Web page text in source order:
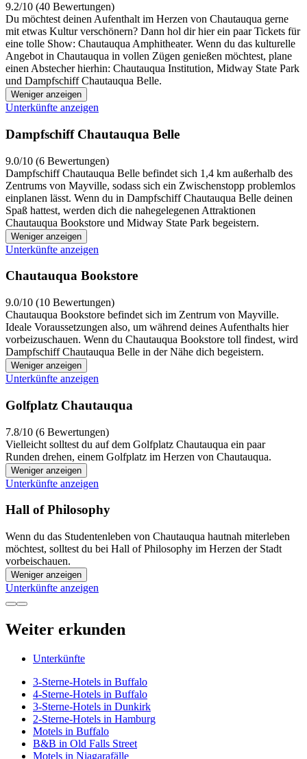
9.2/10 (40 Bewertungen)
Du möchtest deinen Aufenthalt im Herzen von Chautauqua gerne
mit etwas Kultur verschönern? Dann hol dir hier ein paar Tickets für
eine tolle Show: Chautauqua Amphitheater. Wenn du das kulturelle
Angebot in Chautauqua in vollen Zügen genießen möchtest, plane
einen Abstecher hierhin: Chautauqua Institution, Midway State Park
und Dampfschiff Chautauqua Belle.
Weniger anzeigen
Unterkünfte anzeigen
Dampfschiff Chautauqua Belle
9.0/10 (6 Bewertungen)
Dampfschiff Chautauqua Belle befindet sich 1,4 km außerhalb des
Zentrums von Mayville, sodass sich ein Zwischenstopp problemlos
einplanen lässt. Wenn du in Dampfschiff Chautauqua Belle deinen
Spaß hattest, werden dich die nahegelegenen Attraktionen
Chautauqua Bookstore und Midway State Park begeistern.
Weniger anzeigen
Unterkünfte anzeigen
Chautauqua Bookstore
9.0/10 (10 Bewertungen)
Chautauqua Bookstore befindet sich im Zentrum von Mayville.
Ideale Voraussetzungen also, um während deines Aufenthalts hier
vorbeizuschauen. Wenn du Chautauqua Bookstore toll findest, wird
Dampfschiff Chautauqua Belle in der Nähe dich begeistern.
Weniger anzeigen
Unterkünfte anzeigen
Golfplatz Chautauqua
7.8/10 (6 Bewertungen)
Vielleicht solltest du auf dem Golfplatz Chautauqua ein paar
Runden drehen, einem Golfplatz im Herzen von Chautauqua.
Weniger anzeigen
Unterkünfte anzeigen
Hall of Philosophy
Wenn du das Studentenleben von Chautauqua hautnah miterleben
möchtest, solltest du bei Hall of Philosophy im Herzen der Stadt
vorbeischauen.
Weniger anzeigen
Unterkünfte anzeigen
Weiter erkunden
Unterkünfte
3-Sterne-Hotels in Buffalo
4-Sterne-Hotels in Buffalo
3-Sterne-Hotels in Dunkirk
2-Sterne-Hotels in Hamburg
Motels in Buffalo
B&B in Old Falls Street
Motels in Niagarafälle